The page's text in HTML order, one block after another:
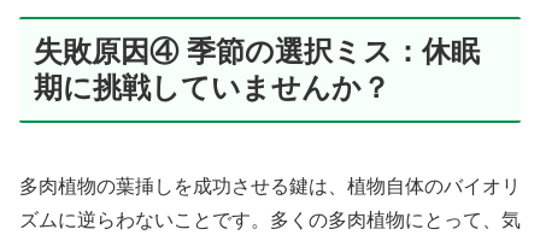
失敗原因④ 季節の選択ミス：休眠
期に挑戦していませんか？
多肉植物の葉挿しを成功させる鍵は、植物自体のバイオリ
ズムに逆らわないことです。多くの多肉植物にとって、気